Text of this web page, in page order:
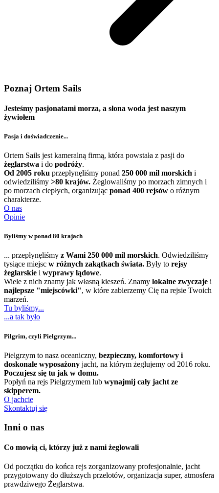
Poznaj Ortem Sails
Jesteśmy pasjonatami morza, a słona woda jest naszym
żywiołem
Pasja i doświadczenie...
Ortem Sails jest kameralną firmą, która powstała z pasji do
żeglarstwa i do podróży.
Od 2005 roku przepłynęliśmy ponad 250 000 mil morskich i
odwiedziliśmy >80 krajów. Żeglowaliśmy po morzach zimnych i
po morzach ciepłych, organizując ponad 400 rejsów o różnym
charakterze.
O nas
Opinie
Byliśmy w ponad 80 krajach
... przepłynęliśmy z Wami 250 000 mil morskich. Odwiedziliśmy
tysiące miejsc w różnych zakątkach świata. Były to rejsy
żeglarskie i wyprawy lądowe.
Wiele z nich znamy jak własną kieszeń. Znamy lokalne zwyczaje i
najlepsze "miejscówki", w które zabierzemy Cię na rejsie Twoich
marzeń.
Tu byliśmy...
...a tak było
Pilgrim, czyli Pielgrzym...
Pielgrzym to nasz oceaniczny, bezpieczny, komfortowy i
doskonale wyposażony jacht, na którym żeglujemy od 2016 roku.
Poczujesz się tu jak w domu.
Popłyń na rejs Pielgrzymem lub wynajmij cały jacht ze
skipperem.
O jachcie
Skontaktuj się
Inni o nas
Co mowią ci, którzy już z nami żeglowali
Od początku do końca rejs zorganizowany profesjonalnie, jacht
przygotowany do dłuższych przelotów, organizacja super, atmosfera
prawdziwego Żeglarstwa.